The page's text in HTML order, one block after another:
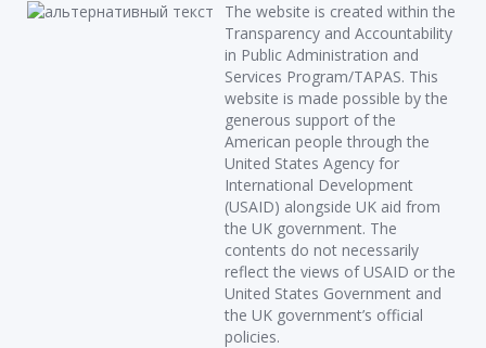
The website is created within the
Transparency and Accountability
in Public Administration and
Services Program/TAPAS. This
website is made possible by the
generous support of the
American people through the
United States Agency for
International Development
(USAID) alongside UK aid from
the UK government. The
contents do not necessarily
reflect the views of USAID or the
United States Government and
the UK government’s official
policies.